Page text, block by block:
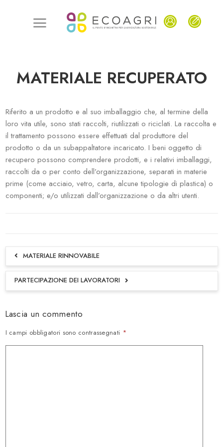
MATERIALE RECUPERATO
Riferito a un prodotto e al suo imballaggio che, al termine della
loro vita utile, sono stati raccolti, riutilizzati o riciclati. La raccolta e
il trattamento possono essere effettuati dal produttore del
prodotto o da un subappaltatore incaricato. I beni oggetto di
recupero possono comprendere prodotti, e i relativi imballaggi,
raccolti da o per conto dell’organizzazione, separati in materie
prime (come acciaio, vetro, carta, alcune tipologie di plastica) o
componenti; e/o utilizzati dall’organizzazione o da altri utenti.
MATERIALE RINNOVABILE
PARTECIPAZIONE DEI LAVORATORI
Lascia un commento
I campi obbligatori sono contrassegnati *